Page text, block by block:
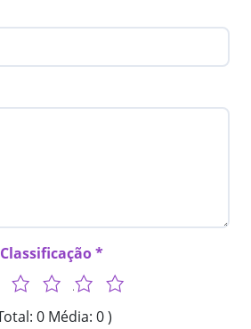
Classificação
(Total: 0 Média: 0 )